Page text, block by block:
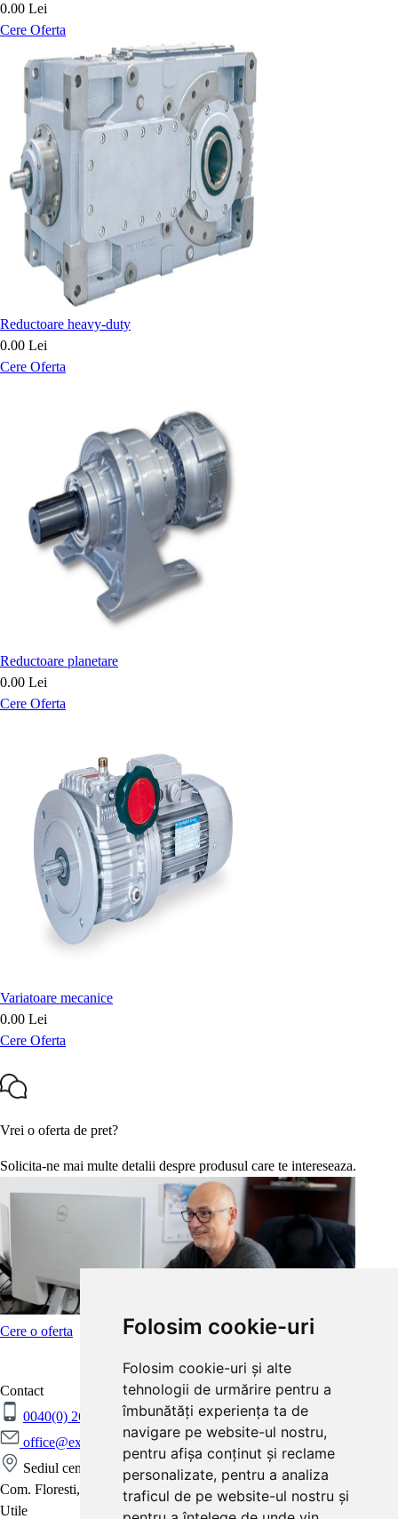
Folosim cookie-uri
Folosim cookie-uri și alte
tehnologii de urmărire pentru a
îmbunătăți experiența ta de
navigare pe website-ul nostru,
pentru afișa conținut și reclame
personalizate, pentru a analiza
traficul de pe website-ul nostru și
0.00 Lei
Cere Oferta
Reductoare heavy-duty
0.00 Lei
Cere Oferta
Reductoare planetare
0.00 Lei
Cere Oferta
Variatoare mecanice
0.00 Lei
Cere Oferta
Vrei o oferta de pret?
Solicita-ne mai multe detalii despre produsul care te intereseaza.
Cere o oferta
Contact
0040(0) 264 265 176 0040(0) 264 265 506
office@exsteel.ro
Sediul central: Str Vidului nr 7
Com. Floresti, Judetul Cluj, Romania
Utile